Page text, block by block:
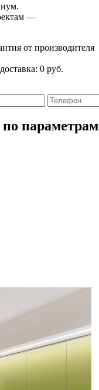
—
от производителя
0 руб.
параметрам